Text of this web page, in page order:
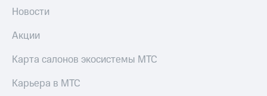
Новости
Акции
Карта салонов экосистемы МТС
Карьера в МТС